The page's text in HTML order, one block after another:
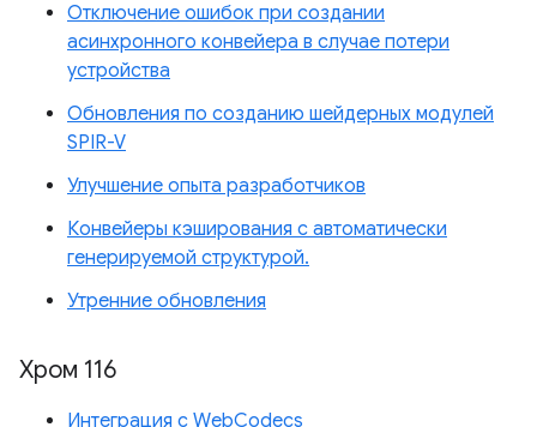
Отключение ошибок при создании
асинхронного конвейера в случае потери
устройства
Обновления по созданию шейдерных модулей
SPIR-V
Улучшение опыта разработчиков
Конвейеры кэширования с автоматически
генерируемой структурой.
Утренние обновления
Хром 116
Интеграция с WebCodecs